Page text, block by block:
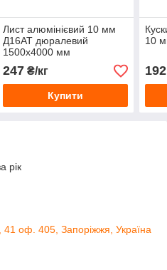
Лист алюмінієвий 10 мм
Д16АТ дюралевий
1500х4000 мм
247₴/кг
Купити
10
192
рік
41 оф. 405, Запоріжжя, Україна